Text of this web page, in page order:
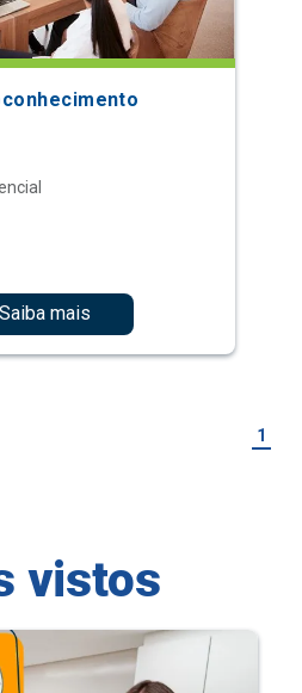
Saiba mais
1
vistos